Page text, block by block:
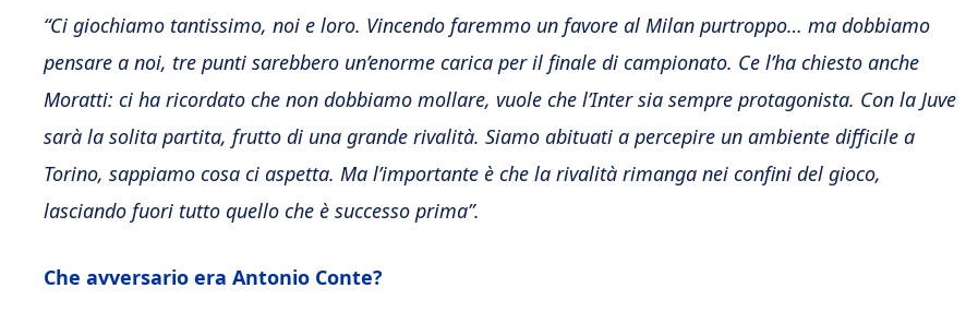
“Ci giochiamo tantissimo, noi e loro. Vincendo faremmo un favore al Milan purtroppo… ma dobbiamo
pensare a noi, tre punti sarebbero un’enorme carica per il finale di campionato. Ce l’ha chiesto anche
Moratti: ci ha ricordato che non dobbiamo mollare, vuole che l’Inter sia sempre protagonista. Con la Juve
sarà la solita partita, frutto di una grande rivalità. Siamo abituati a percepire un ambiente difficile a
Torino, sappiamo cosa ci aspetta. Ma l’importante è che la rivalità rimanga nei confini del gioco,
lasciando fuori tutto quello che è successo prima”.
Che avversario era Antonio Conte?